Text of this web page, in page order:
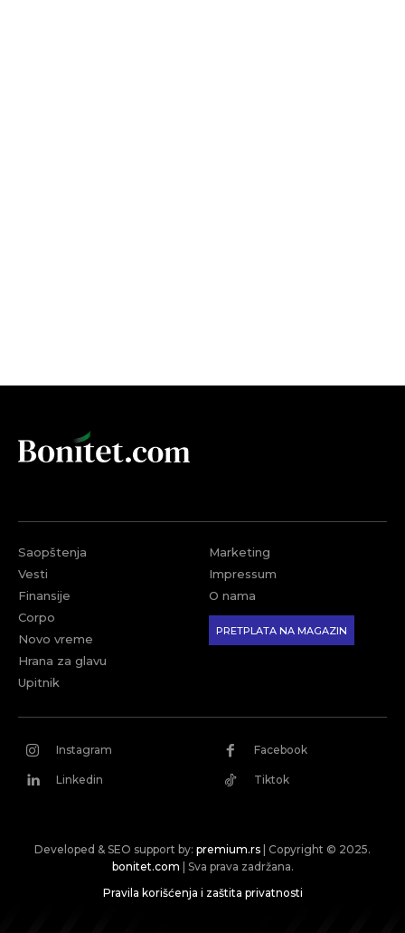
Saopštenja
Vesti
Finansije
Corpo
Novo vreme
Hrana za glavu
Upitnik
Marketing
Impressum
O nama
PRETPLATA NA MAGAZIN
Instagram Facebook
Linkedin Tiktok
Developed & SEO support by: premium.rs | Copyright © 2025.
bonitet.com | Sva prava zadržana.
Pravila korišćenja i zaštita privatnosti